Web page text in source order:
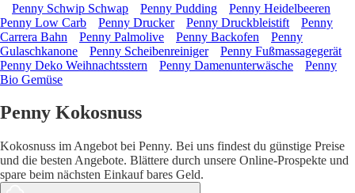
Penny Schwip Schwap Penny Pudding
Penny Heidelbeeren
Penny Low Carb
Penny Drucker Penny Druckbleistift
Penny
Carrera Bahn
Penny Palmolive Penny Backofen
Penny
Gulaschkanone
Penny Scheibenreiniger
Penny Fußmassagegerät
Penny Deko Weihnachtsstern
Penny Damenunterwäsche
Penny
Bio Gemüse
Penny Kokosnuss
Kokosnuss im Angebot bei Penny. Bei uns findest du günstige Preise
und die besten Angebote. Blättere durch unsere Online-Prospekte und
spare beim nächsten Einkauf bares Geld.